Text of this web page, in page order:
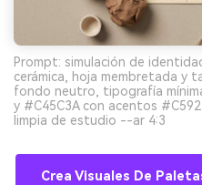
Prompt: simulación de
cerámica, hoja membretada y
fondo neutro, tipografía
y #C45C3A con acentos
limpia de estudio --ar 4:3
Crea Visuales De